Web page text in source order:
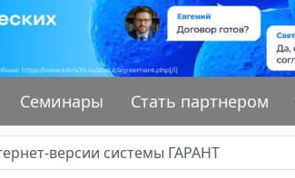
Семинары Стать партнером